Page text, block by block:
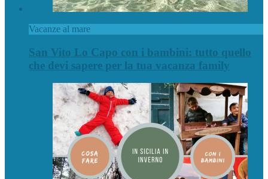
Vacanze al mare
San Vito Lo Capo con i bambini: tutto quello
che devi sapere per la tua vacanza family